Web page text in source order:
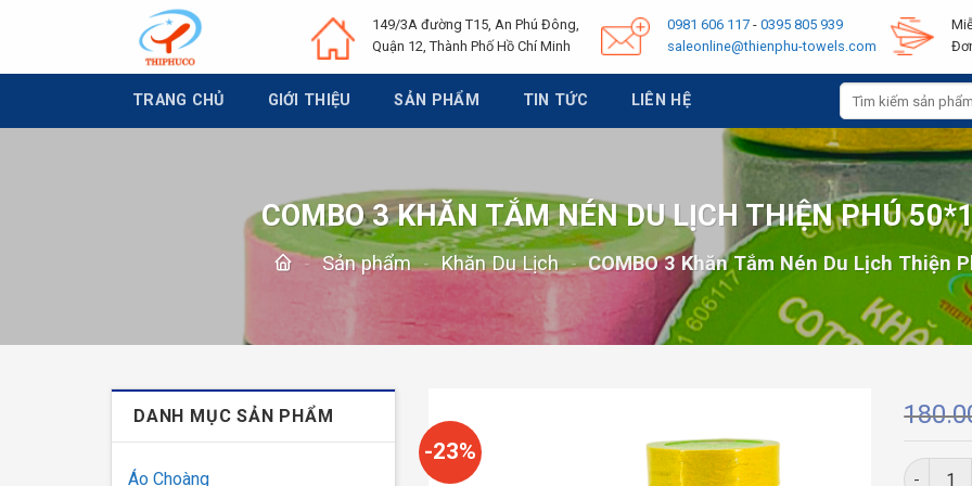
149/3A đường T15, An Phú Đông,
Quận 12, Thành Phố Hồ Chí Minh
0981 606 117- 0395 805 939
saleonline@thienphu-towels.com
TRANG CHỦ GIỚI THIỆU SẢN PHẨM TIN TỨC LIÊN HỆ
Tìm
kiếm:
COMBO 3 KHĂN TẮM NÉN DU LỊCH THIỆN PHÚ
- Sản phẩm - Khăn Du Lịch - COMBO 3 Khăn Tắm Nén Du Lịch Thiện
DANH MỤC SẢN PHẨM
Áo Choàng
-23%
COMBO